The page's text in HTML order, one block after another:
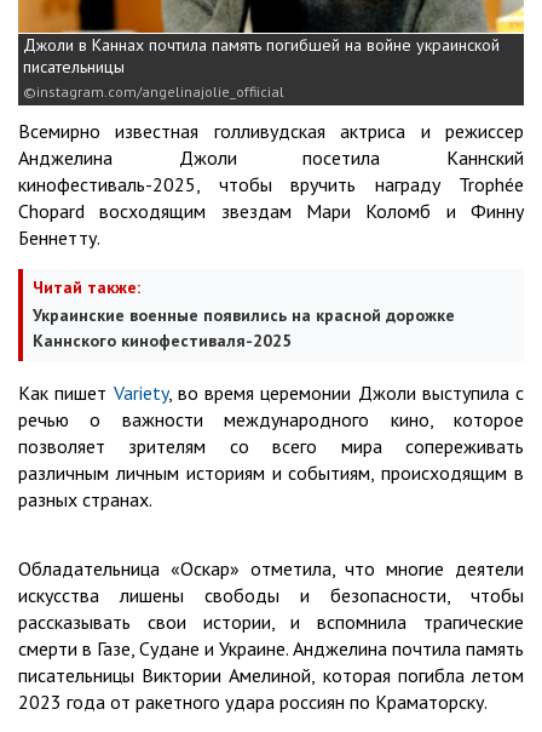
Джоли в Каннах почтила память погибшей на войне украинской
писательницы
instagram.com/angelinajolie_offiicial
Всемирно известная голливудская актриса и режиссер
Анджелина Джоли посетила Каннский
кинофестиваль-2025, чтобы вручить награду Trophée
Chopard восходящим звездам Мари Коломб и Финну
Беннетту.
Читай также:
Украинские военные появились на красной дорожке
Каннского кинофестиваля-2025
Как пишет Variety, во время церемонии Джоли выступила с
речью о важности международного кино, которое
позволяет зрителям со всего мира сопереживать
различным личным историям и событиям, происходящим в
разных странах.
Обладательница «Оскар» отметила, что многие деятели
искусства лишены свободы и безопасности, чтобы
рассказывать свои истории, и вспомнила трагические
смерти в Газе, Судане и Украине. Анджелина почтила память
писательницы Виктории Амелиной, которая погибла летом
2023 года от ракетного удара россиян по Краматорску.